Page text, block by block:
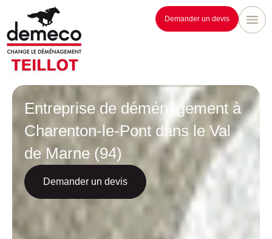
Demander un devis
Entreprise de déménagement à
Charenton-le-Pont dans le Val
de Marne (94)
Demander un devis